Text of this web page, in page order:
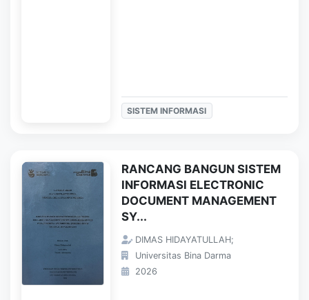
SISTEM INFORMASI
RANCANG BANGUN SISTEM
INFORMASI ELECTRONIC
DOCUMENT MANAGEMENT
SY...
DIMAS HIDAYATULLAH;
Universitas Bina Darma
2026